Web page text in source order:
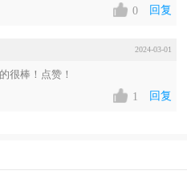
0
回复
2024-03-01
很棒！点赞！
1
回复